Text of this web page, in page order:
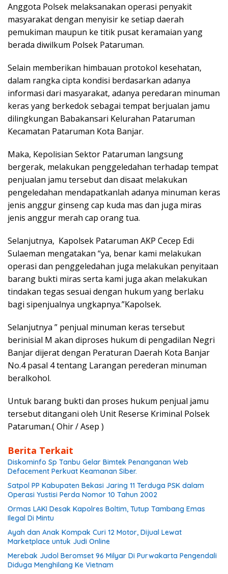
Anggota Polsek melaksanakan operasi penyakit
masyarakat dengan menyisir ke setiap daerah
pemukiman maupun ke titik pusat keramaian yang
berada diwilkum Polsek Pataruman.
Selain memberikan himbauan protokol kesehatan,
dalam rangka cipta kondisi berdasarkan adanya
informasi dari masyarakat, adanya peredaran minuman
keras yang berkedok sebagai tempat berjualan jamu
dilingkungan Babakansari Kelurahan Pataruman
Kecamatan Pataruman Kota Banjar.
Maka, Kepolisian Sektor Pataruman langsung
bergerak, melakukan penggeledahan terhadap tempat
penjualan jamu tersebut dan disaat melakukan
pengeledahan mendapatkanlah adanya minuman keras
jenis anggur ginseng cap kuda mas dan juga miras
jenis anggur merah cap orang tua.
Selanjutnya, Kapolsek Pataruman AKP Cecep Edi
Sulaeman mengatakan “ya, benar kami melakukan
operasi dan penggeledahan juga melakukan penyitaan
barang bukti miras serta kami juga akan melakukan
tindakan tegas sesuai dengan hukum yang berlaku
bagi sipenjualnya ungkapnya.”Kapolsek.
Selanjutnya ” penjual minuman keras tersebut
berinisial M akan diproses hukum di pengadilan Negri
Banjar dijerat dengan Peraturan Daerah Kota Banjar
No.4 pasal 4 tentang Larangan perederan minuman
beralkohol.
Untuk barang bukti dan proses hukum penjual jamu
tersebut ditangani oleh Unit Reserse Kriminal Polsek
Pataruman.( Ohir / Asep )
Berita Terkait
Diskominfo Sp Tanbu Gelar Bimtek Penanganan Web
Defacement Perkuat Keamanan Siber.
Satpol PP Kabupaten Bekasi Jaring 11 Terduga PSK dalam
Operasi Yustisi Perda Nomor 10 Tahun 2002
Ormas LAKI Desak Kapolres Boltim, Tutup Tambang Emas
Ilegal Di Mintu
Ayah dan Anak Kompak Curi 12 Motor, Dijual Lewat
Marketplace untuk Judi Online
Merebak Judol Beromset 96 Milyar Di Purwakarta Pengendali
Diduga Menghilang Ke Vietnam